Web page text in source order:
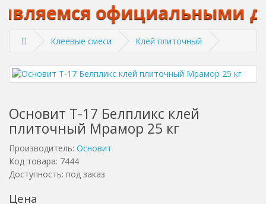
официальными
Клеевые смеси Клей плиточный
Основит Т-17 Белпликс клей
плиточный Мрамор 25 кг
Производитель: Основит
Код товара: 7444
Доступность: под заказ
Цена